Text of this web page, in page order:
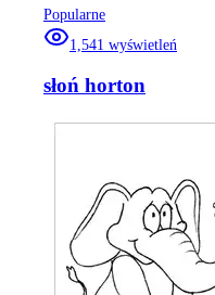
Popularne
1,541 wyświetleń
słoń horton